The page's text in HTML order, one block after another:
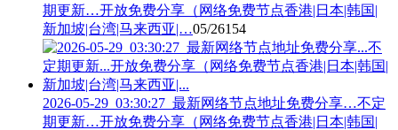
期更新…开放免费分享（网络免费节点香港|日本|韩国|
新加坡|台湾|马来西亚|…05/26154
2026-05-29_03:30:27_最新网络节点地址免费分享…不定
期更新…开放免费分享（网络免费节点香港|日本|韩国|